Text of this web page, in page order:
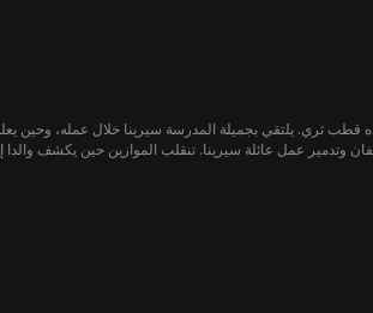
ثري. يلتقي بجميلة المدرسة سيرينا خلال عمله، وحين يعلم